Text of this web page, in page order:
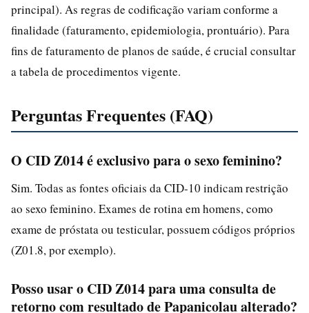
principal). As regras de codificação variam conforme a
finalidade (faturamento, epidemiologia, prontuário). Para
fins de faturamento de planos de saúde, é crucial consultar
a tabela de procedimentos vigente.
Perguntas Frequentes (FAQ)
O CID Z014 é exclusivo para o sexo feminino?
Sim. Todas as fontes oficiais da CID-10 indicam restrição
ao sexo feminino. Exames de rotina em homens, como
exame de próstata ou testicular, possuem códigos próprios
(Z01.8, por exemplo).
Posso usar o CID Z014 para uma consulta de
retorno com resultado de Papanicolau alterado?